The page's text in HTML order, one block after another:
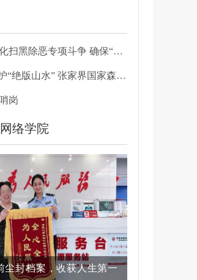
扎实开展深化扫黑除恶专项斗争 确保“全年全域平平安安、平平稳稳”——广东召开全省扫黑除恶专项斗争视频
“警察蓝”守护“绝版山水” 张家界国家森林公园景区派出所深化“生态警务”建设
岗
网络学院
尘封档案，收获人生第一